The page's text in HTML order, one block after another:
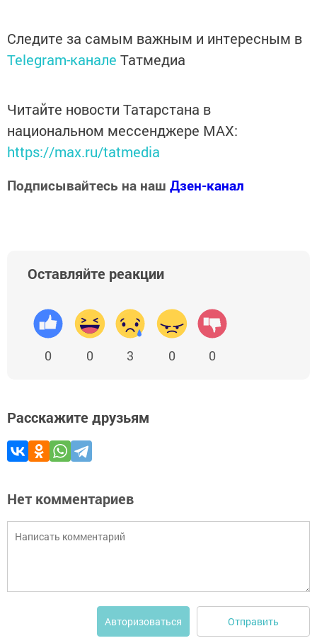
Следите за самым важным и интересным в
Telegram-канале Татмедиа
Читайте новости Татарстана в
национальном мессенджере MАХ:
https://max.ru/tatmedia
Подписывайтесь на наш Дзен-канал
Оставляйте реакции
0 0 3 0 0
Расскажите друзьям
Нет комментариев
Авторизоваться Отправить